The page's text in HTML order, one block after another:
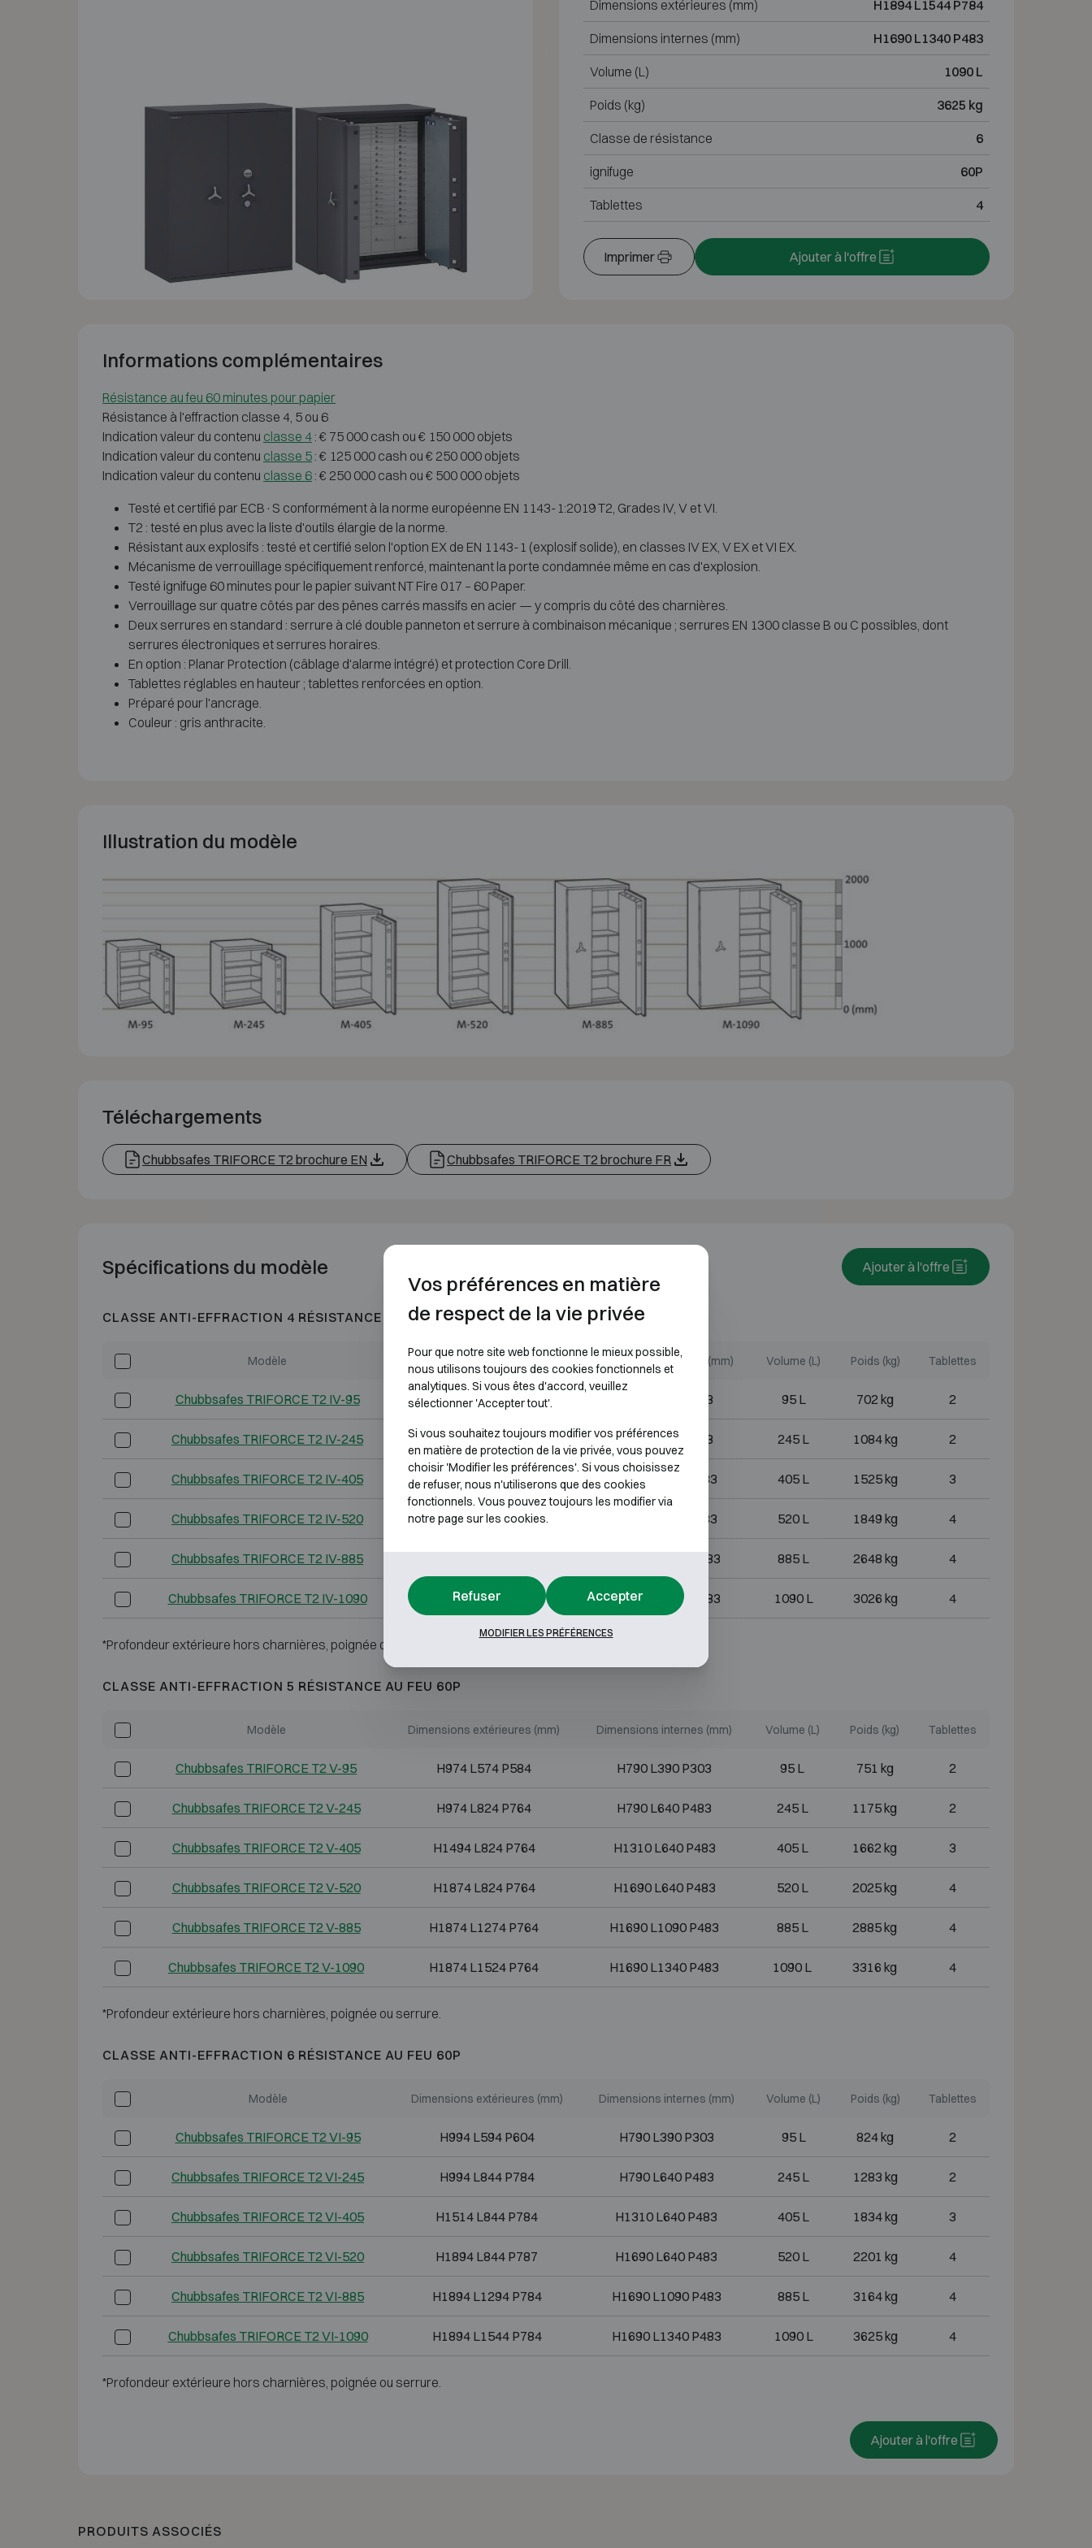
Dimensions extérieures (mm) H1894 L1544 P784
Dimensions internes (mm) H1690 L1340 P483
Volume (L) 1090 L
Poids (kg) 3625 kg
Classe de résistance 6
ignifuge 60P
Tablettes 4
Imprimer Ajouter à l'offre
Informations complémentaires
Résistance au feu 60 minutes pour papier
Résistance à l'effraction classe 4, 5 ou 6
Indication valeur du contenu classe 4 : € 75 000 cash ou € 150 000 objets
Indication valeur du contenu classe 5 : € 125 000 cash ou € 250 000 objets
Indication valeur du contenu classe 6 : € 250 000 cash ou € 500 000 objets
Testé et certifié par ECB·S conformément à la norme européenne EN 1143-1:2019 T2, Grades IV, V et VI.
T2 : testé en plus avec la liste d'outils élargie de la norme.
Résistant aux explosifs : testé et certifié selon l'option EX de EN 1143-1 (explosif solide), en classes IV EX, V EX et VI EX.
Mécanisme de verrouillage spécifiquement renforcé, maintenant la porte condamnée même en cas d'explosion.
Testé ignifuge 60 minutes pour le papier suivant NT Fire 017 – 60 Paper.
Verrouillage sur quatre côtés par des pênes carrés massifs en acier — y compris du côté des charnières.
Deux serrures en standard : serrure à clé double panneton et serrure à combinaison mécanique ; serrures EN 1300 classe B ou C possibles, dont
serrures électroniques et serrures horaires.
En option : Planar Protection (câblage d'alarme intégré) et protection Core Drill.
Tablettes réglables en hauteur ; tablettes renforcées en option.
Préparé pour l'ancrage.
Couleur : gris anthracite.
Illustration du modèle
Téléchargements
Chubbsafes TRIFORCE T2 brochure EN Chubbsafes TRIFORCE T2 brochure FR
Spécifications du modèle Ajouter à l'offre
CLASSE ANTI-EFFRACTION 4 RÉSISTANCE AU FEU 60P
Modèle Dimensions extérieures (mm) Dimensions internes (mm) Volume (L) Poids (kg) Tablettes
Chubbsafes TRIFORCE T2 IV-95 H974 L574 P584 H790 L390 P303 95 L 702 kg 2
Chubbsafes TRIFORCE T2 IV-245 H974 L824 P764 H790 L640 P483 245 L 1084 kg 2
Chubbsafes TRIFORCE T2 IV-405 H1494 L824 P764 H1310 L640 P483 405 L 1525 kg 3
Chubbsafes TRIFORCE T2 IV-520 H1874 L824 P764 H1690 L640 P483 520 L 1849 kg 4
Chubbsafes TRIFORCE T2 IV-885 H1690 L1090 P483 885 L 2648 kg 4
Chubbsafes TRIFORCE T2 IV-1090 H1874 L1524 P764 H1690 L1340 P483 1090 L 3026 kg 4
*Profondeur extérieure hors charnières, poignée ou serrure.
CLASSE ANTI-EFFRACTION 5 RÉSISTANCE AU FEU 60P
Modèle Dimensions extérieures (mm) Dimensions internes (mm) Volume (L) Poids (kg) Tablettes
Chubbsafes TRIFORCE T2 V-95 H974 L574 P584 H790 L390 P303 95 L 751 kg 2
Chubbsafes TRIFORCE T2 V-245 H974 L824 P764 H790 L640 P483 245 L 1175 kg 2
Chubbsafes TRIFORCE T2 V-405 H1494 L824 P764 H1310 L640 P483 405 L 1662 kg 3
Chubbsafes TRIFORCE T2 V-520 H1874 L824 P764 H1690 L640 P483 520 L 2025 kg 4
Chubbsafes TRIFORCE T2 V-885 H1874 L1274 P764 H1690 L1090 P483 885 L 2885 kg 4
Chubbsafes TRIFORCE T2 V-1090 H1874 L1524 P764 H1690 L1340 P483 1090 L 3316 kg 4
*Profondeur extérieure hors charnières, poignée ou serrure.
CLASSE ANTI-EFFRACTION 6 RÉSISTANCE AU FEU 60P
Modèle Dimensions extérieures (mm) Dimensions internes (mm) Volume (L) Poids (kg) Tablettes
Chubbsafes TRIFORCE T2 VI-95 H994 L594 P604 H790 L390 P303 95 L 824 kg 2
Chubbsafes TRIFORCE T2 VI-245 H994 L844 P784 H790 L640 P483 245 L 1283 kg 2
Chubbsafes TRIFORCE T2 VI-405 H1514 L844 P784 H1310 L640 P483 405 L 1834 kg 3
Chubbsafes TRIFORCE T2 VI-520 H1894 L844 P787 H1690 L640 P483 520 L 2201 kg 4
Chubbsafes TRIFORCE T2 VI-885 H1894 L1294 P784 H1690 L1090 P483 885 L 3164 kg 4
Chubbsafes TRIFORCE T2 VI-1090 H1894 L1544 P784 H1690 L1340 P483 1090 L 3625 kg 4
*Profondeur extérieure hors charnières, poignée ou serrure.
Ajouter à l'offre
PRODUITS ASSOCIÉS
Vos préférences en matière
de respect de la vie privée
Pour que notre site web fonctionne le mieux possible,
nous utilisons toujours des cookies fonctionnels et
analytiques. Si vous êtes d'accord, veuillez
sélectionner 'Accepter tout'.
Si vous souhaitez toujours modifier vos préférences
en matière de protection de la vie privée, vous pouvez
choisir 'Modifier les préférences'. Si vous choisissez
de refuser, nous n'utiliserons que des cookies
fonctionnels. Vous pouvez toujours les modifier via
notre page sur les cookies.
Refuser Accepter
MODIFIER LES PRÉFÉRENCES